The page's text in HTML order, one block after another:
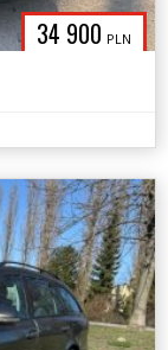
34 900 PLN